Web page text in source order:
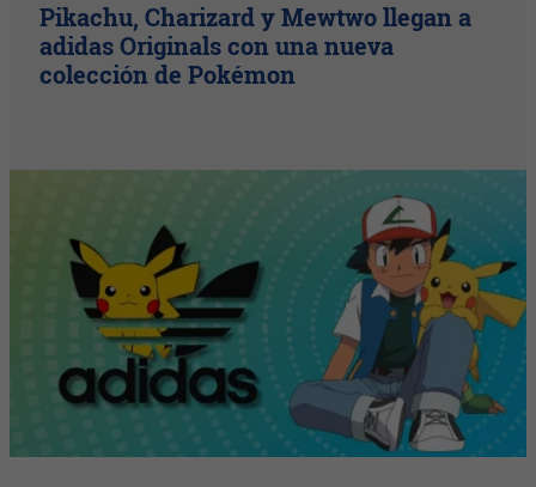
Pikachu, Charizard y Mewtwo llegan a
adidas Originals con una nueva
colección de Pokémon